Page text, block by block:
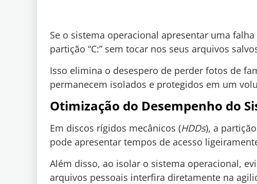
Se o sistema operacional apresentar uma
partição “C:” sem tocar nos seus arquivos
Isso elimina o desespero de perder fotos de
permanecem isolados e protegidos em um
Otimização do Desempenho do
Em discos rígidos mecânicos (HDDs), a
pode apresentar tempos de acesso
Além disso, ao isolar o sistema operacional,
arquivos pessoais interfira diretamente na